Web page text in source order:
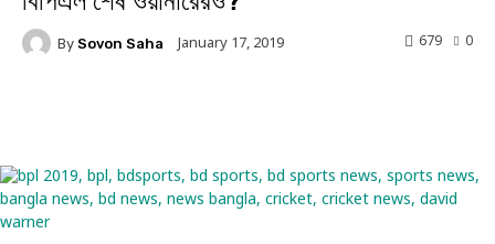
By Sovon Saha January 17, 2019 0
679